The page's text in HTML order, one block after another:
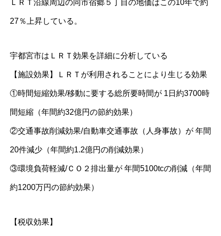
ＬＲＴ沿線周辺の同市宿郷５丁目の地価はこの10年で約
27％上昇している。
宇都宮市はＬＲＴ効果を詳細に分析している
【施設効果】ＬＲＴが利用されることにより生じる効果
①時間短縮効果/移動に要する総所要時間が 1日約3700時
間短縮（年間約32億円の節約効果）
②交通事故削減効果/自動車交通事故（人身事故）が 年間
20件減少（年間約1.2億円の削減効果）
③環境負荷軽減/ＣＯ２排出量が 年間5100tcの削減（年間
約1200万円の節約効果）
【税収効果】